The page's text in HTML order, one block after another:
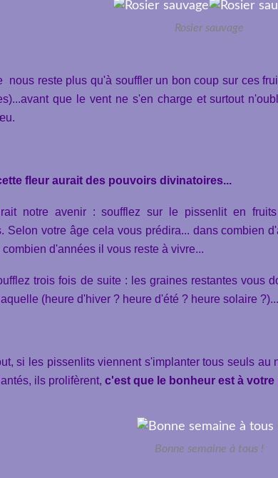
Rosier sauvage
nous reste plus qu'à souffler un bon coup sur ces
que le vent ne s'en charge et surtout
fleur aurait des pouvoirs divinatoires...
notre avenir : soufflez sur le pissenlit en
Selon votre âge cela vous prédira... dans combien
combien d'années il vous reste à vivre...
trois fois de suite : les graines restantes vous
(heure d'hiver ? heure d'été ? heure solaire ?)...
si les pissenlits viennent s'implanter tous seuls au
ils prolifèrent, c'est que le bonheur est à
Bonne semaine à tous !